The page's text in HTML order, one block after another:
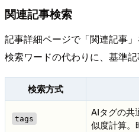
関連記事検索
記事詳細ページで「関連記事」
検索ワードの代わりに、基準記
検索方式
tags
AIタグの共
似度計算。